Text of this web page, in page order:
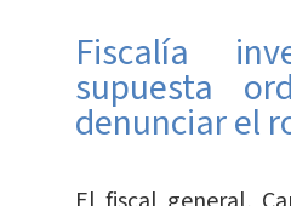
Fiscalía
supuesta
denunciar el